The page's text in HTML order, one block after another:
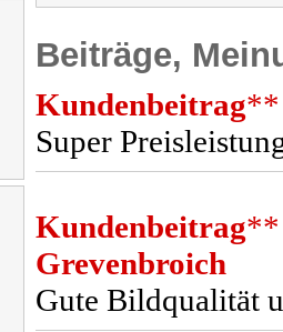
Beiträge,
Kundenbeitrag**
Super
Kundenbeitrag**
Grevenbroich
Gute Bildqualität